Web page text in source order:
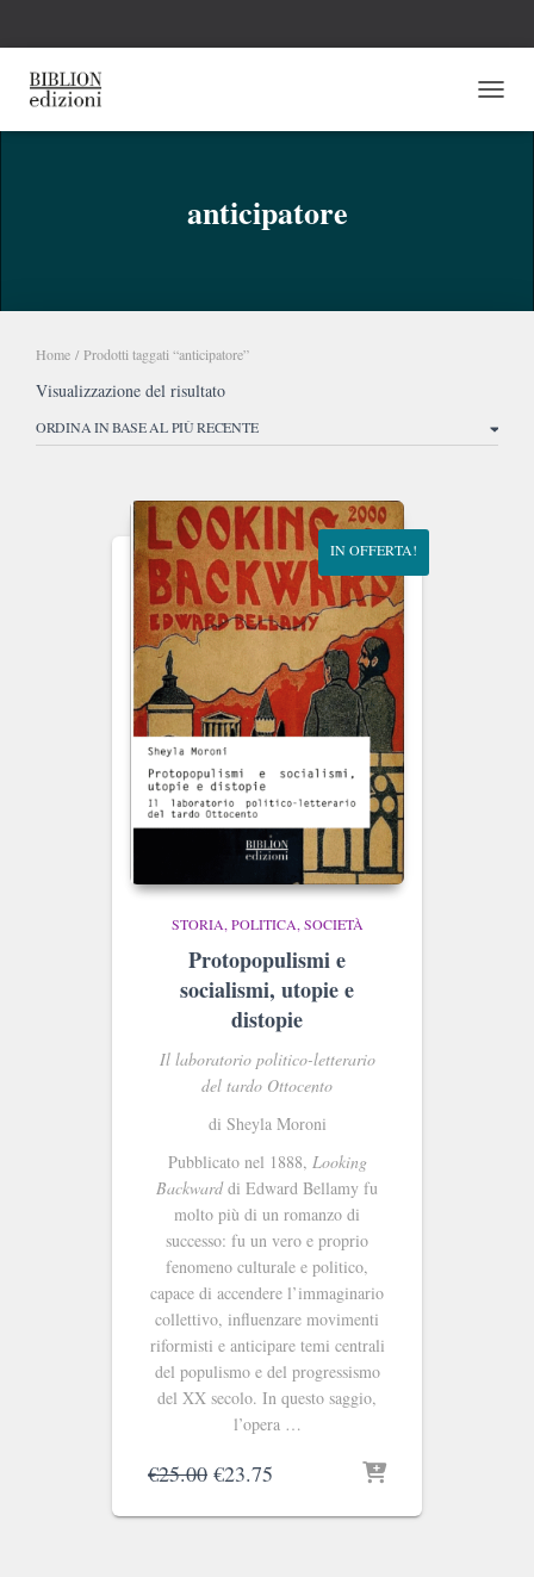
anticipatore
Home / Prodotti taggati “anticipatore”
Visualizzazione del risultato
IN OFFERTA!
STORIA, POLITICA, SOCIETÀ
Protopopulismi e
socialismi, utopie e
distopie
Il laboratorio politico-letterario
del tardo Ottocento
di Sheyla Moroni
Pubblicato nel 1888, Looking
Backwarddi Edward Bellamy fu
molto più di un romanzo di
successo: fu un vero e proprio
fenomeno culturale e politico,
capace di accendere l’immaginario
collettivo, influenzare movimenti
riformisti e anticipare temi centrali
del populismo e del progressismo
del XX secolo. In questo saggio,
l’opera …
€25.00 Il
originale
€23.75
attuale